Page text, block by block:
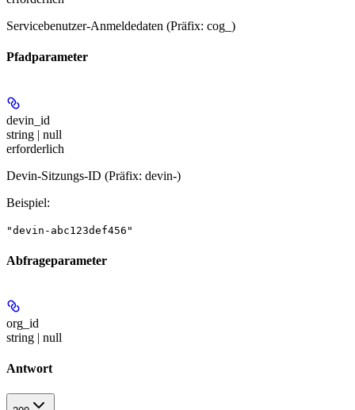
Servicebenutzer-Anmeldedaten (Präfix: cog_)
Pfadparameter
devin_id
string | null
erforderlich
Devin-Sitzungs-ID (Präfix: devin-)
Beispiel:
"devin-abc123def456"
Abfrageparameter
org_id
string | null
Antwort